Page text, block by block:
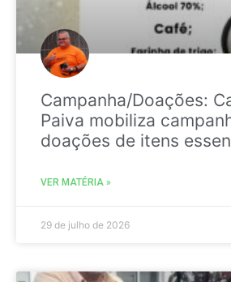
Campanha/Doações:
Paiva mobiliza
doações de itens
VER MATÉRIA »
29 de julho de 2026